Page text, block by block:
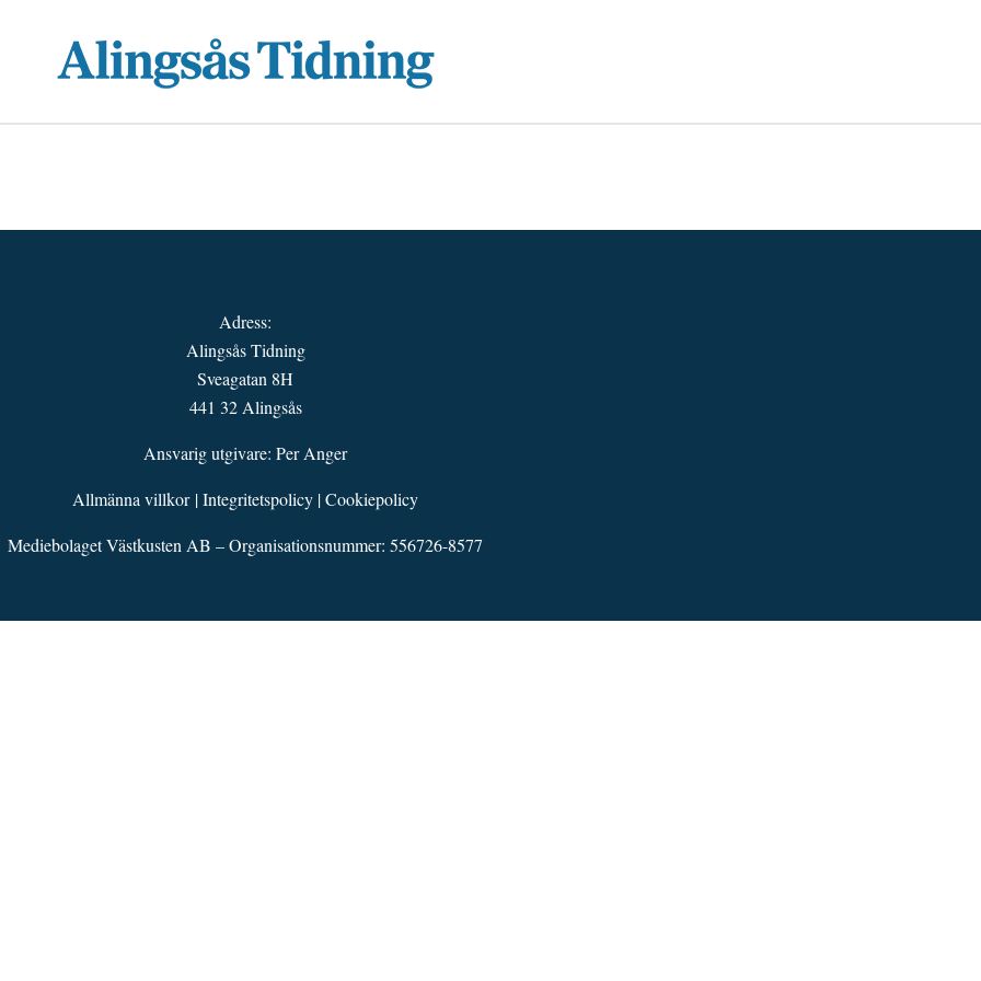
Adress:
Alingsås Tidning
Sveagatan 8H
441 32 Alingsås
Ansvarig utgivare: Per Anger
Allmänna villkor|Integritetspolicy |Cookiepolicy
Mediebolaget Västkusten AB – Organisationsnummer: 556726-8577